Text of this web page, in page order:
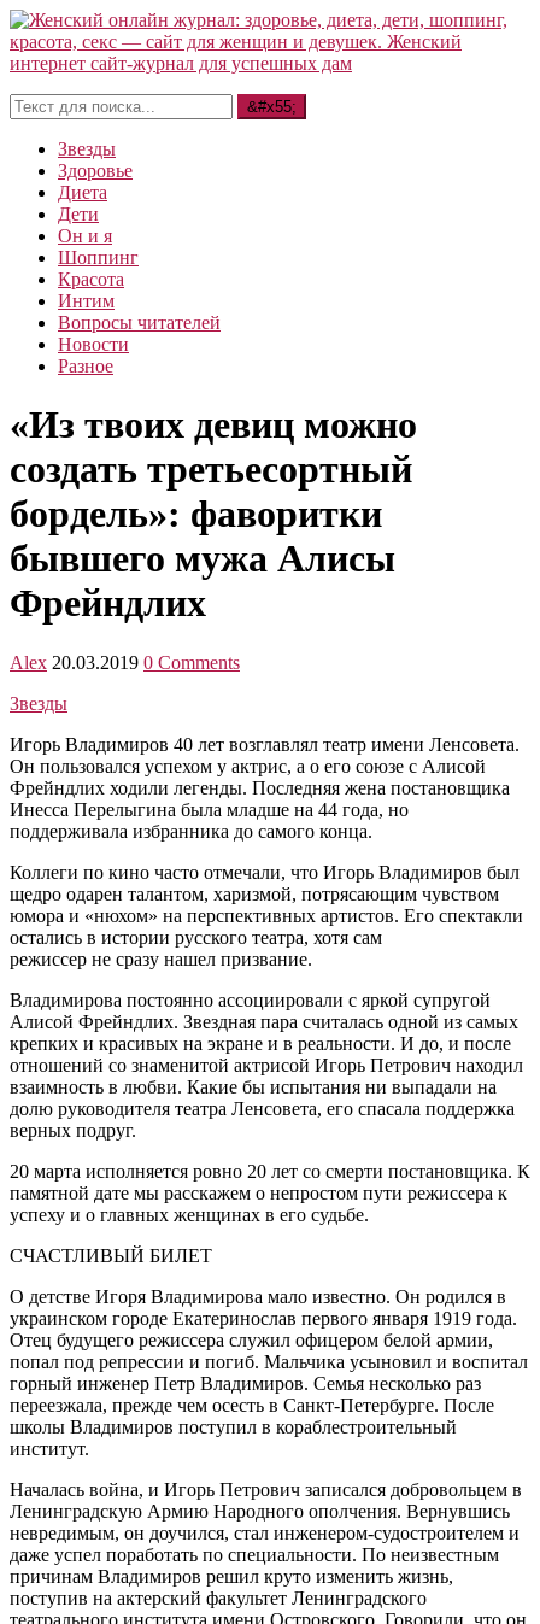
Звезды
Здоровье
Диета
Дети
Он и я
Шоппинг
Красота
Интим
Вопросы читателей
Новости
Разное
«Из твоих девиц можно
создать третьесортный
бордель»: фаворитки
бывшего мужа Алисы
Фрейндлих
Alex 20.03.2019 0 Comments
Звезды
Игорь Владимиров 40 лет возглавлял театр имени Ленсовета.
Он пользовался успехом у актрис, а о его союзе с Алисой
Фрейндлих ходили легенды. Последняя жена постановщика
Инесса Перелыгина была младше на 44 года, но
поддерживала избранника до самого конца.
Коллеги по кино часто отмечали, что Игорь Владимиров был
щедро одарен талантом, харизмой, потрясающим чувством
юмора и «нюхом» на перспективных артистов. Его спектакли
остались в истории русского театра, хотя сам
режиссер не сразу нашел призвание.
Владимирова постоянно ассоциировали с яркой супругой
Алисой Фрейндлих. Звездная пара считалась одной из самых
крепких и красивых на экране и в реальности. И до, и после
отношений со знаменитой актрисой Игорь Петрович находил
взаимность в любви. Какие бы испытания ни выпадали на
долю руководителя театра Ленсовета, его спасала поддержка
верных подруг.
20 марта исполняется ровно 20 лет со смерти постановщика. К
памятной дате мы расскажем о непростом пути режиссера к
успеху и о главных женщинах в его судьбе.
СЧАСТЛИВЫЙ БИЛЕТ
О детстве Игоря Владимирова мало известно. Он родился в
украинском городе Екатеринослав первого января 1919 года.
Отец будущего режиссера служил офицером белой армии,
попал под репрессии и погиб. Мальчика усыновил и воспитал
горный инженер Петр Владимиров. Семья несколько раз
переезжала, прежде чем осесть в Санкт-Петербурге. После
школы Владимиров поступил в кораблестроительный
институт.
Началась война, и Игорь Петрович записался добровольцем в
Ленинградскую Армию Народного ополчения. Вернувшись
невредимым, он доучился, стал инженером-судостроителем и
даже успел поработать по специальности. По неизвестным
причинам Владимиров решил круто изменить жизнь,
поступив на актерский факультет Ленинградского
театрального института имени Островского. Говорили, что он